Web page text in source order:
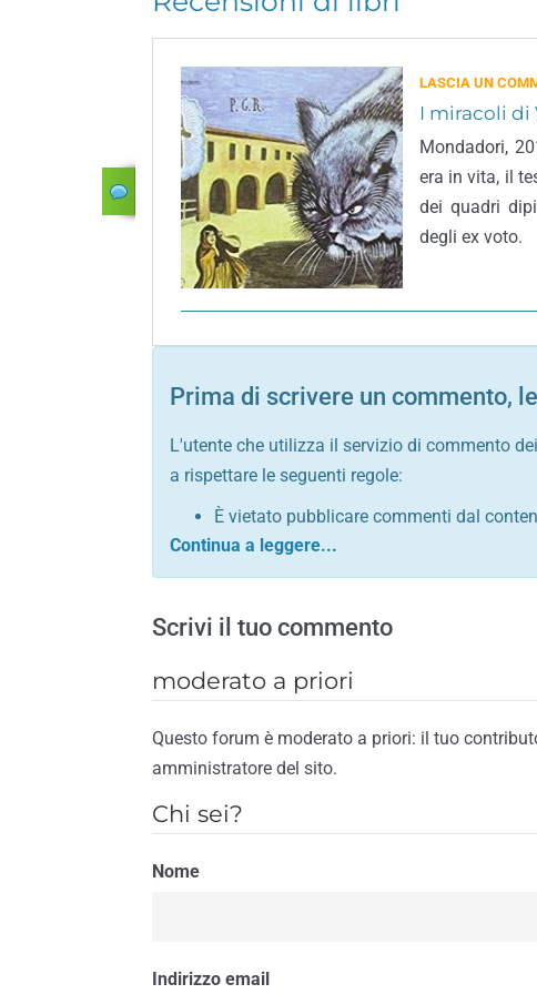
LASCIA UN
I miracoli di
Mondadori,
era in vita, il
dei quadri
degli ex voto.
Prima di scrivere un commento,
L'utente che utilizza il servizio di commento
a rispettare le seguenti regole:
È vietato pubblicare commenti dal
comunque contrario alle leggi dello
Sono vietati commenti in tono
È vietato pubblicare commenti contrari
È vietato pubblicare commenti lesivi
È vietato pubblicare commenti razzisti
religione
È vietato pubblicare commenti contrari
È vietato pubblicare commenti inerenti
Il riscontro della violazione anche di una sola
Scrivi il tuo commento
moderato a priori
Questo forum è moderato a priori: il tuo
amministratore del sito.
Chi sei?
Nome
Indirizzo email